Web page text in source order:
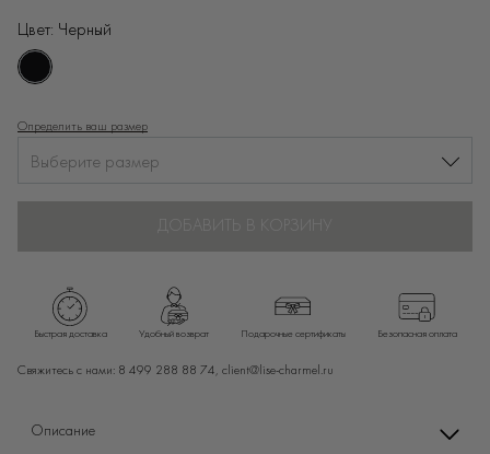
Цвет: Черный
Определить ваш размер
Выберите размер
ДОБАВИТЬ В КОРЗИНУ
Быстрая доставка Удобный возврат Подарочные сертификаты Безопасная оплата
Свяжитесь с нами: 8 499 288 88 74, client@lise-charmel.ru
Описание